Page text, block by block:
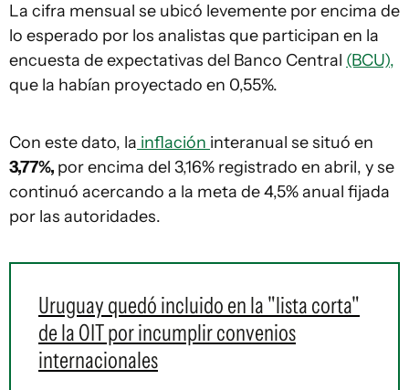
La cifra mensual se ubicó levemente por encima de
lo esperado por los analistas que participan en la
encuesta de expectativas del Banco Central (BCU),
que la habían proyectado en 0,55%.
Con este dato, la inflación interanual se situó en
3,77%, por encima del 3,16% registrado en abril, y se
continuó acercando a la meta de 4,5% anual fijada
por las autoridades.
Uruguay quedó incluido en la "lista corta"
de la OIT por incumplir convenios
internacionales